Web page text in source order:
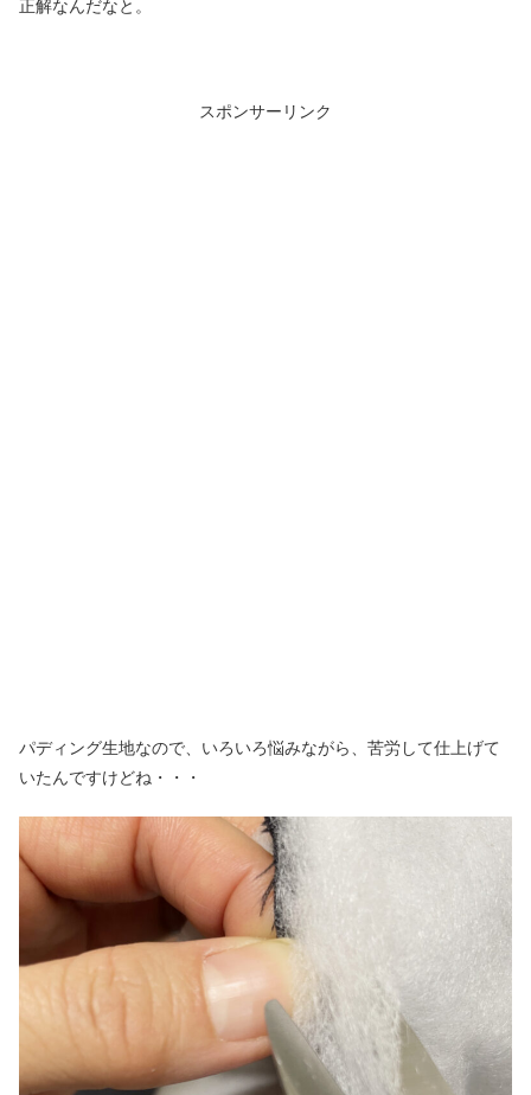
正解なんだなと。
スポンサーリンク
パディング生地なので、いろいろ悩みながら、苦労して仕上げて
いたんですけどね・・・